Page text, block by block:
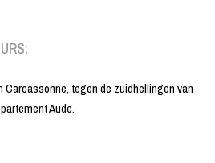
tegen de zuidhellingen van
Aude.